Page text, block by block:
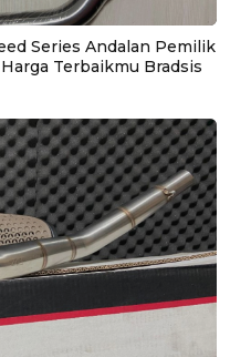
Series Andalan Pemilik
Terbaikmu Bradsis